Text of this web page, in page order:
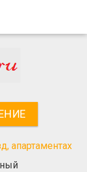
апартаментах